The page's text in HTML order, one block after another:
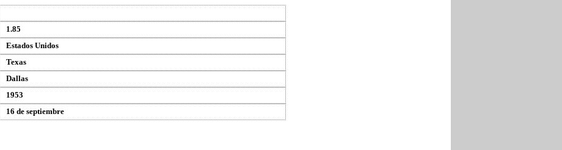
1.85
Estados Unidos
Texas
Dallas
1953
16 de septiembre